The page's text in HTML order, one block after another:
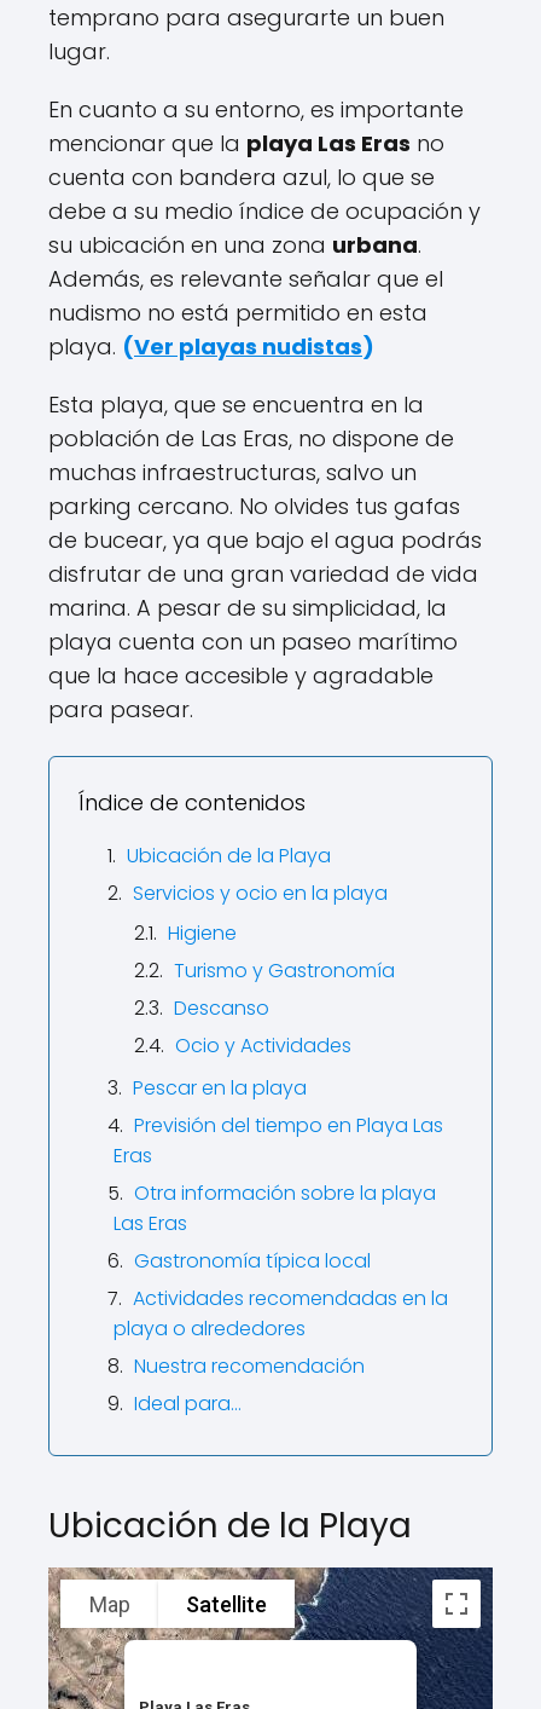
temprano para asegurarte un buen
lugar.
En cuanto a su entorno, es importante
mencionar que la playa Las Eras no
cuenta con bandera azul, lo que se
debe a su medio índice de ocupación y
su ubicación en una zona urbana.
Además, es relevante señalar que el
nudismo no está permitido en esta
playa. (Ver playas nudistas)
Esta playa, que se encuentra en la
población de Las Eras, no dispone de
muchas infraestructuras, salvo un
parking cercano. No olvides tus gafas
de bucear, ya que bajo el agua podrás
disfrutar de una gran variedad de vida
marina. A pesar de su simplicidad, la
playa cuenta con un paseo marítimo
que la hace accesible y agradable
para pasear.
Índice de contenidos
Ubicación de la Playa
Servicios y ocio en la playa
Higiene
Turismo y Gastronomía
Descanso
Ocio y Actividades
Pescar en la playa
Previsión del tiempo en Playa Las
Eras
Otra información sobre la playa
Las Eras
Gastronomía típica local
Actividades recomendadas en la
playa o alrededores
Nuestra recomendación
Ideal para…
Ubicación de la Playa
Map Satellite